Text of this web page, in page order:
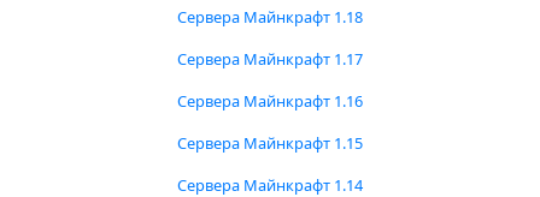
Сервера Майнкрафт 1.18
Сервера Майнкрафт 1.17
Сервера Майнкрафт 1.16
Сервера Майнкрафт 1.15
Сервера Майнкрафт 1.14